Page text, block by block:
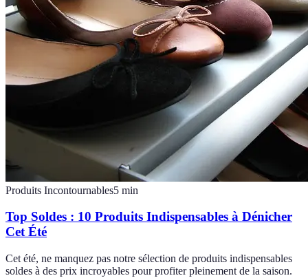
Produits Incontournables5 min
Top Soldes : 10 Produits Indispensables à Dénicher
Cet Été
Cet été, ne manquez pas notre sélection de produits indispensables
soldes à des prix incroyables pour profiter pleinement de la saison.